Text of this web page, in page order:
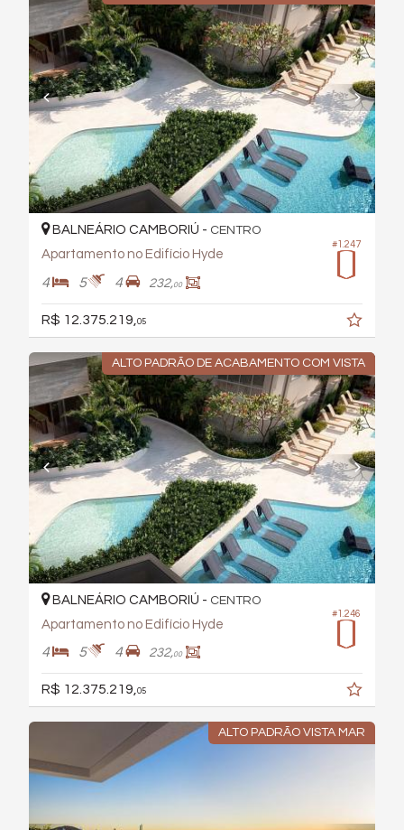
#1.247
BALNEÁRIO CAMBORIÚ - CENTRO
Apartamento no Edifício Hyde
4 5 4 232,00
R$ 12.375.219, 05
ALTO PADRÃO DE ACABAMENTO COM VISTA
#1.246
BALNEÁRIO CAMBORIÚ - CENTRO
Apartamento no Edifício Hyde
4 5 4 232,00
R$ 12.375.219, 05
ALTO PADRÃO VISTA MAR